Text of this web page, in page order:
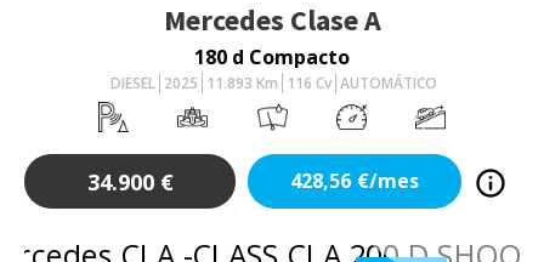
Mercedes Clase A
180 d Compacto
DIESEL 2025 11.893 Km 116 Cv AUTOMÁTICO
34.900 € 428,56 €/mes